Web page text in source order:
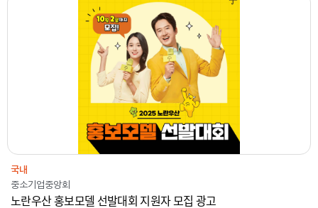
2024
중소기업중앙회
국내
국내
중소기업중앙회
노란우산 홍보모델 선발대회 지원자 모집 광고